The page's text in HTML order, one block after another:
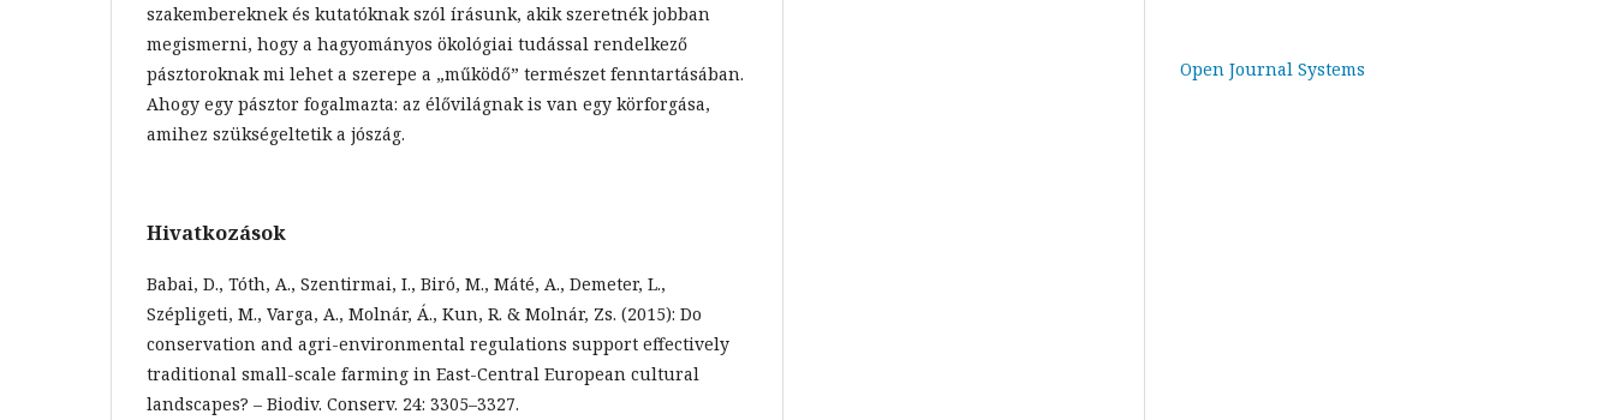
szakembereknek és kutatóknak szól írásunk, akik szeretnék jobban
megismerni, hogy a hagyományos ökológiai tudással rendelkező
pásztoroknak mi lehet a szerepe a „működő” természet fenntartásában.
Ahogy egy pásztor fogalmazta: az élővilágnak is van egy körforgása,
amihez szükségeltetik a jószág.
Hivatkozások
Babai, D., Tóth, A., Szentirmai, I., Biró, M., Máté, A., Demeter, L.,
Szépligeti, M., Varga, A., Molnár, Á., Kun, R. & Molnár, Zs. (2015): Do
conservation and agri-environmental regulations support effectively
traditional small-scale farming in East-Central European cultural
landscapes? – Biodiv. Conserv. 24: 3305–3327.
Open Journal Systems